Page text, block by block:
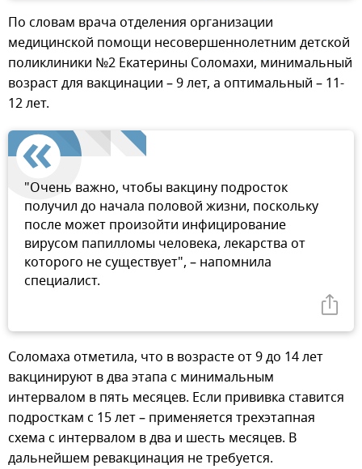
По словам врача отделения организации
медицинской помощи несовершеннолетним детской
поликлиники №2 Екатерины Соломахи, минимальный
возраст для вакцинации – 9 лет, а оптимальный – 11-
12 лет.
"Очень важно, чтобы вакцину подросток
получил до начала половой жизни, поскольку
после может произойти инфицирование
вирусом папилломы человека, лекарства от
которого не существует", – напомнила
специалист.
Соломаха отметила, что в возрасте от 9 до 14 лет
вакцинируют в два этапа с минимальным
интервалом в пять месяцев. Если прививка ставится
подросткам с 15 лет – применяется трехэтапная
схема с интервалом в два и шесть месяцев. В
дальнейшем ревакцинация не требуется.